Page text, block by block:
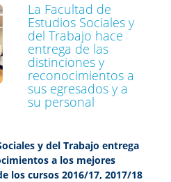
La Facultad de
Estudios Sociales y
del Trabajo hace
entrega de las
distinciones y
reconocimientos a
sus egresados y a
su personal
y del Trabajo entrega
a los mejores
los cursos 2016/17, 2017/18